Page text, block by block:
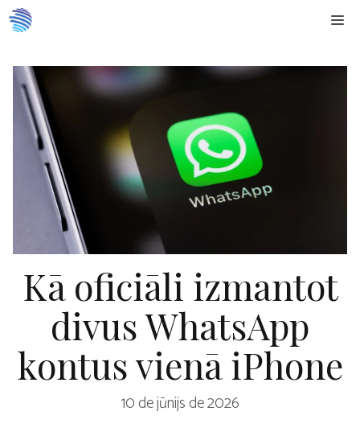
Doties
uz
Kā oficiāli izmantot
divus WhatsApp
kontus vienā iPhone
10 de jūnijs de 2026